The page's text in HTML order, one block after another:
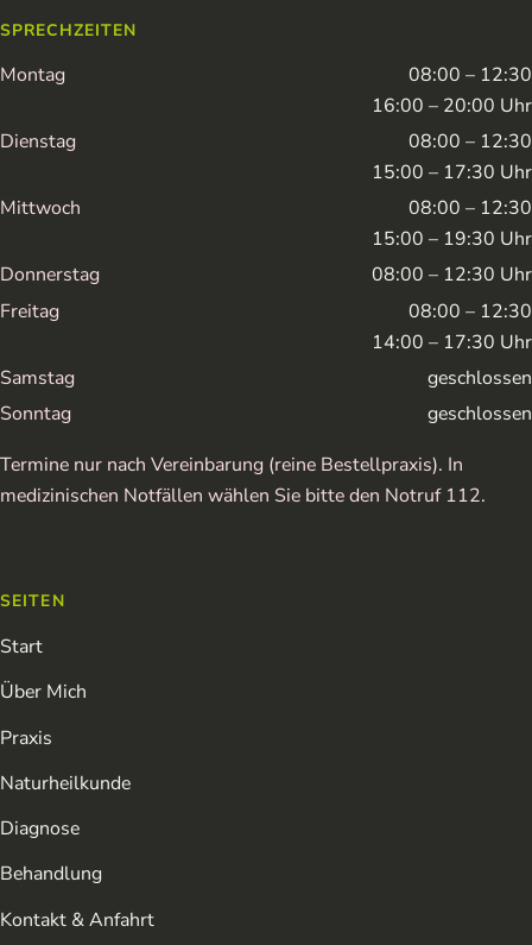
SPRECHZEITEN
Montag
08:00 – 12:30
16:00 – 20:00 Uhr
Dienstag
08:00 – 12:30
15:00 – 17:30 Uhr
Mittwoch
08:00 – 12:30
15:00 – 19:30 Uhr
Donnerstag
08:00 – 12:30 Uhr
Freitag
08:00 – 12:30
14:00 – 17:30 Uhr
Samstag
geschlossen
Sonntag
geschlossen
Termine nur nach Vereinbarung (reine Bestellpraxis). In
medizinischen Notfällen wählen Sie bitte den Notruf 112.
SEITEN
Start
Über Mich
Praxis
Naturheilkunde
Diagnose
Behandlung
Kontakt & Anfahrt